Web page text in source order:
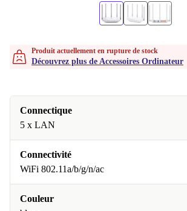
Produit actuellement en rupture de stock
Découvrez plus de Accessoires Ordinateur
Connectique
5 x LAN
Connectivité
WiFi 802.11a/b/g/n/ac
Couleur